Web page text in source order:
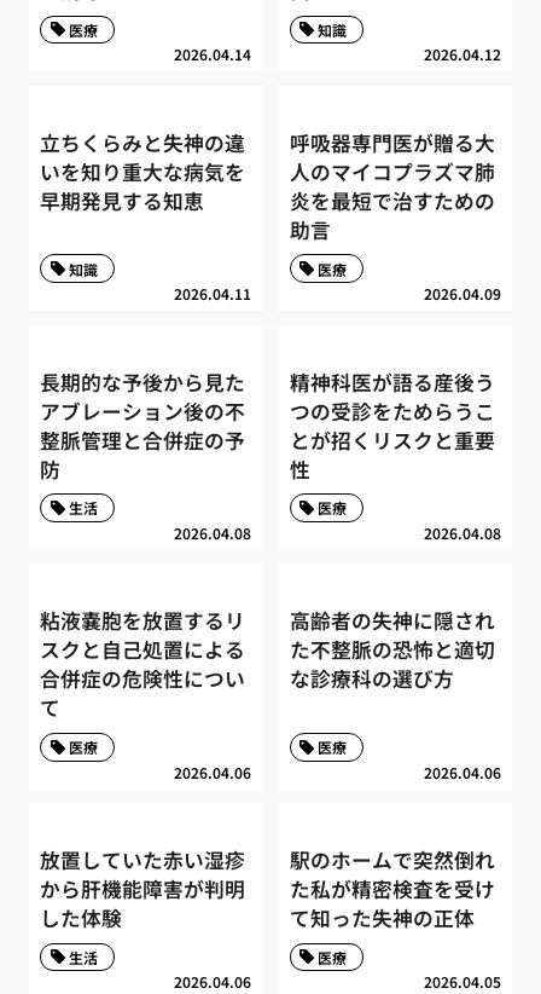
2026.04.14
医療
2026.04.12
知識
立ちくらみと失神の違
いを知り重大な病気を
早期発見する知恵
2026.04.11
知識
呼吸器専門医が贈る大
人のマイコプラズマ肺
炎を最短で治すための
助言
2026.04.09
医療
長期的な予後から見た
アブレーション後の不
整脈管理と合併症の予
防
2026.04.08
生活
精神科医が語る産後う
つの受診をためらうこ
とが招くリスクと重要
性
2026.04.08
医療
粘液嚢胞を放置するリ
スクと自己処置による
合併症の危険性につい
て
2026.04.06
医療
高齢者の失神に隠され
た不整脈の恐怖と適切
な診療科の選び方
2026.04.06
医療
放置していた赤い湿疹
から肝機能障害が判明
した体験
2026.04.06
生活
駅のホームで突然倒れ
た私が精密検査を受け
て知った失神の正体
2026.04.05
医療